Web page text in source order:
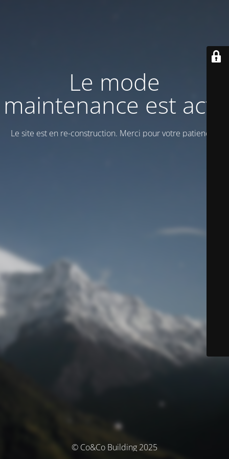
Le mode
maintenance est actif
Le site est en re-construction. Merci pour votre patience !
© Co&Co Building 2025